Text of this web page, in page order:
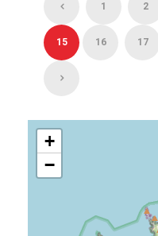
1 2
15 16 17
+
−